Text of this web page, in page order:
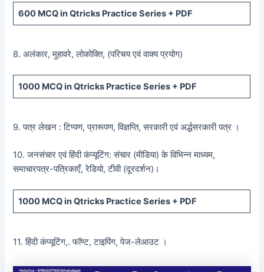
600 MCQ in Qtricks Practice Series + PDF
8. अलंकार, मुहावरे, लोकोक्ति, (परिचय एवं वाक्य प्रयोग)
1000 MCQin Qtricks Practice Series + PDF
9. पत्र लेखन : टिप्पण, प्रारूपण, विज्ञप्ति, सरकारी एवं अर्द्धसरकारी पत्र ।
10. जनसंचार एवं हिंदी कंप्यूटिंग: संचार (मीडिया) के विभिन्न माध्यम,
समाचारपत्र-पत्रिकाएँ, रेडियो, टीवी (दूरदर्शन)।
1000 MCQin Qtricks Practice Series + PDF
11. हिंदी कंप्यूटिंग,. फॉण्ट, टाइपिंग, पेज-लेआउट ।